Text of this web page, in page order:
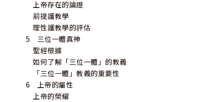
上帝存在的論證
前提護教學
理性護教學的評估
5 三位一體真神
聖經根據
如何了解「三位一體」的教義
「三位一體」教義的重要性
6 上帝的屬性
上帝的榮耀